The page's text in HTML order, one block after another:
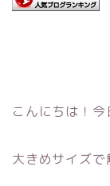
こんにちは！
大きめサイズで